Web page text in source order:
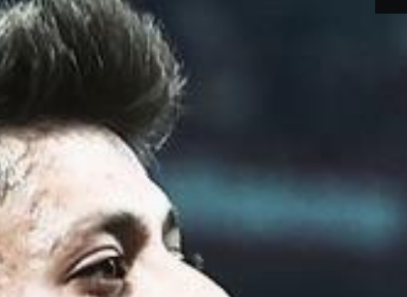
SUGESTÕES:
Maria paula Eventos
Cultura